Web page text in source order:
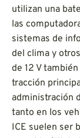
utilizan una
las
sistemas de
del clima y
de 12 V
tracción
administración
tanto en los
ICE suelen ser